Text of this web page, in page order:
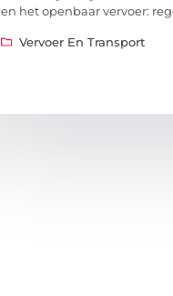
en het openbaar vervoer:
Vervoer En Transport